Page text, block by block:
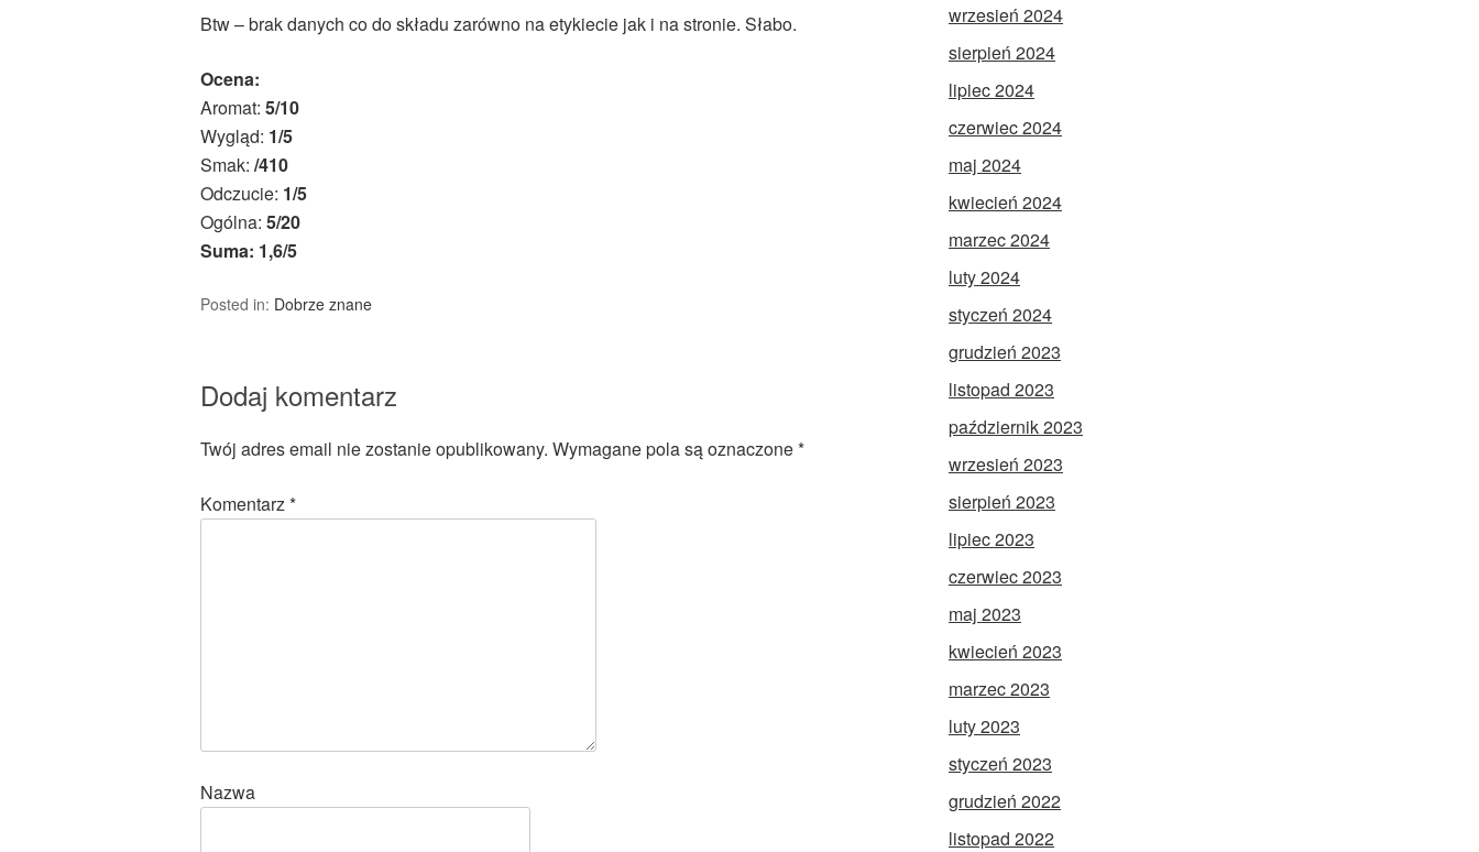
Btw – brak danych co do składu zarówno na etykiecie jak i na stronie. Słabo.
Ocena:
Aromat: 5/10
Wygląd: 1/5
Smak: /410
Odczucie: 1/5
Ogólna: 5/20
Suma: 1,6/5
Posted in: Dobrze znane
Dodaj komentarz
Twój adres email nie zostanie opublikowany. Wymagane pola są oznaczone*
Komentarz*
Nazwa
wrzesień 2024
sierpień 2024
lipiec 2024
czerwiec 2024
maj 2024
kwiecień 2024
marzec 2024
luty 2024
styczeń 2024
grudzień 2023
listopad 2023
październik 2023
wrzesień 2023
sierpień 2023
lipiec 2023
czerwiec 2023
maj 2023
kwiecień 2023
marzec 2023
luty 2023
styczeń 2023
grudzień 2022
listopad 2022